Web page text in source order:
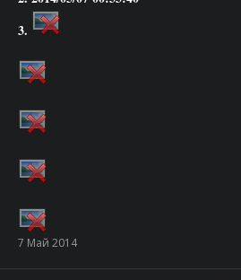
3.
7 Май 2014